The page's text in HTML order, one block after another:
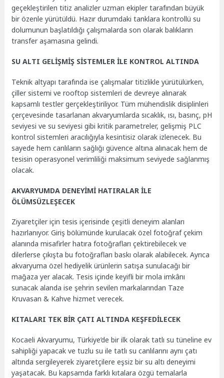
geçekleştirilen titiz analizler uzman ekipler tarafından büyük
bir özenle yürütüldü. Hazır durumdaki tanklara kontrollü su
dolumunun başlatıldığı çalışmalarda son olarak balıkların
transfer aşamasına gelindi.
SU ALTI GELİŞMİŞ SİSTEMLER İLE KONTROL ALTINDA
Teknik altyapı tarafında ise çalışmalar titizlikle yürütülürken,
çiller sistemi ve rooftop sistemleri de devreye alınarak
kapsamlı testler gerçekleştiriliyor. Tüm mühendislik disiplinleri
çerçevesinde tasarlanan akvaryumlarda sıcaklık, ısı, basınç, pH
seviyesi ve su seviyesi gibi kritik parametreler, gelişmiş PLC
kontrol sistemleri aracılığıyla kesintisiz olarak izlenecek. Bu
sayede hem canlıların sağlığı güvence altına alınacak hem de
tesisin operasyonel verimliliği maksimum seviyede sağlanmış
olacak.
AKVARYUMDA DENEYİMİ HATIRALAR İLE
ÖLÜMSÜZLEŞECEK
Ziyaretçiler için tesis içerisinde çeşitli deneyim alanları
hazırlanıyor. Giriş bölümünde kurulacak özel fotoğraf çekim
alanında misafirler hatıra fotoğrafları çektirebilecek ve
dilerlerse çıkışta bu fotoğrafları baskı olarak alabilecek. Ayrıca
akvaryuma özel hediyelik ürünlerin satışa sunulacağı bir
mağaza yer alacak. Tesis içinde keyifli bir mola imkânı
sunacak alanda ise şehrin sevilen markalarından Taze
Kruvasan & Kahve hizmet verecek.
KITALARI TEK BİR ÇATI ALTINDA KEŞFEDİLECEK
Kocaeli Akvaryumu, Türkiye’de bir ilk olarak tatlı su tüneline ev
sahipliği yapacak ve tuzlu su ile tatlı su canlılarını aynı çatı
altında sergileyerek ziyaretçilere eşsiz bir su altı deneyimi
yaşatacak. Bu kapsamda farklı kıtalara özgü temalarla